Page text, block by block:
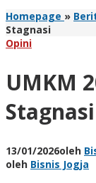
Homepage »
Stagnasi
Opini
UMKM
Stagnasi
13/01/2026oleh
oleh Bisnis Jogja